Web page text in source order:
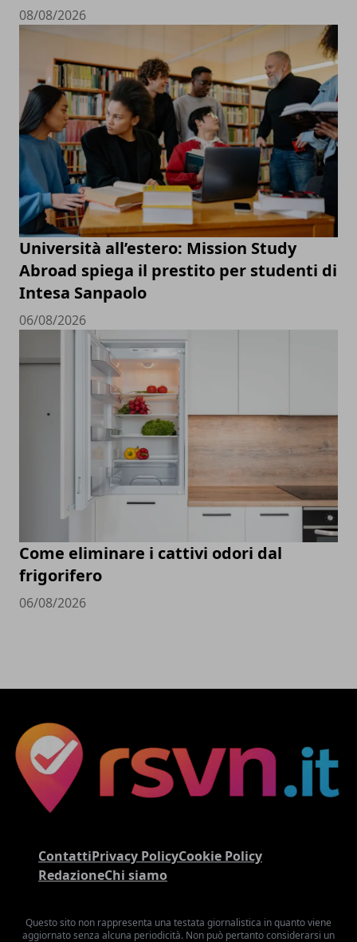
08/08/2026
Università all’estero: Mission Study
Abroad spiega il prestito per studenti di
Intesa Sanpaolo
06/08/2026
Come eliminare i cattivi odori dal
frigorifero
06/08/2026
ContattiPrivacy PolicyCookie Policy
RedazioneChi siamo
Questo sito non rappresenta una testata giornalistica in quanto viene
aggiornato senza alcuna periodicità. Non può pertanto considerarsi un